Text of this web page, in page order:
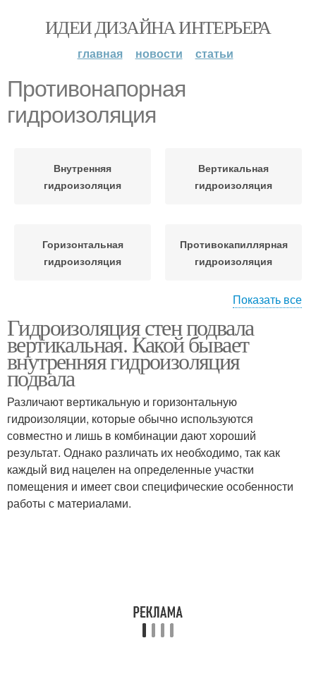
ИДЕИ ДИЗАЙНА ИНТЕРЬЕРА
главная новости статьи
Противонапорная
гидроизоляция
Внутренняя
гидроизоляция
Вертикальная
гидроизоляция
Горизонтальная
гидроизоляция
Противокапиллярная
гидроизоляция
гидроизоляция
гидроизоляция
Показать все
Гидроизоляция стен подвала
вертикальная. Какой бывает
внутренняя гидроизоляция
подвала
Различают вертикальную и горизонтальную
гидроизоляции, которые обычно используются
совместно и лишь в комбинации дают хороший
результат. Однако различать их необходимо, так как
каждый вид нацелен на определенные участки
помещения и имеет свои специфические особенности
работы с материалами.